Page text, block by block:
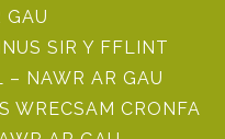
GAU
SIR Y FFLINT
– NAWR AR GAU
WRECSAM CRONFA